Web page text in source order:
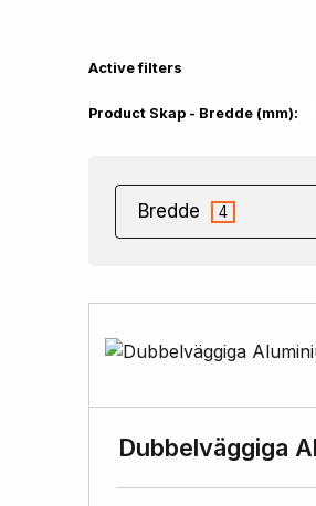
Active filters
Product Skap - Bredde (mm):
Bredde 4
Dubbelväggiga